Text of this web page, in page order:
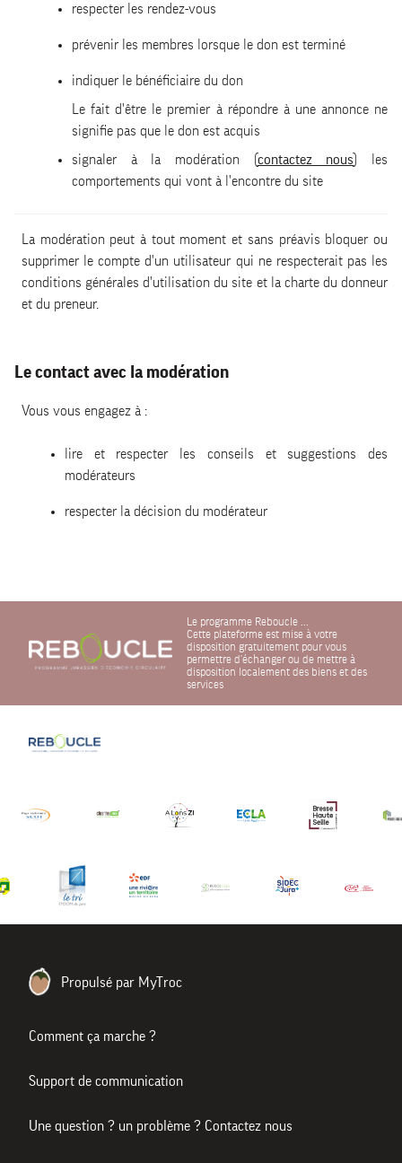
respecter les rendez-vous
prévenir les membres lorsque le don est terminé
indiquer le bénéficiaire du don
Le fait d'être le premier à répondre à une annonce ne
signifie pas que le don est acquis
signaler à la modération (contactez nous) les
comportements qui vont à l'encontre du site
La modération peut à tout moment et sans préavis bloquer ou
supprimer le compte d'un utilisateur qui ne respecterait pas les
conditions générales d'utilisation du site et la charte du donneur
et du preneur.
Le contact avec la modération
Vous vous engagez à :
lire et respecter les conseils et suggestions des
modérateurs
respecter la décision du modérateur
Le programme Reboucle ...
Cette plateforme est mise à votre
disposition gratuitement pour vous
permettre d'échanger ou de mettre à
disposition localement des biens et des
services
Propulsé par MyTroc
Comment ça marche ?
Support de communication
Une question ? un problème ? Contactez nous